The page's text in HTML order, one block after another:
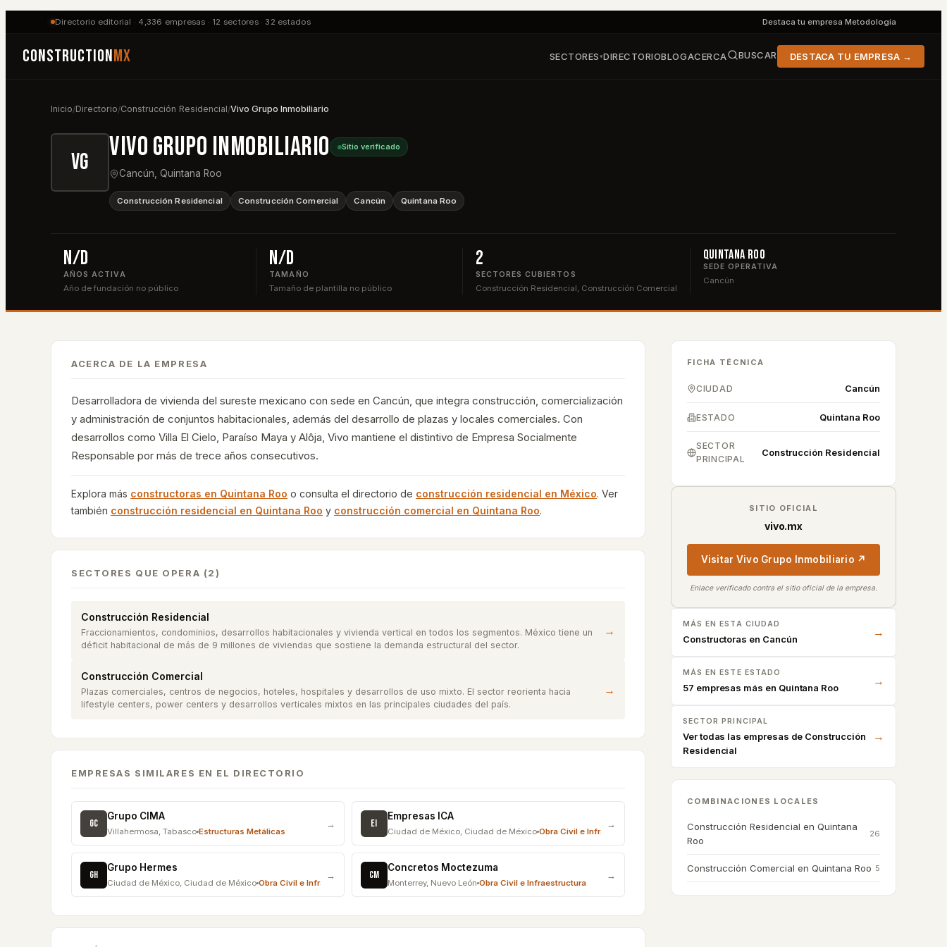
Directorio editorial · 4,336 empresas · 12 sectores · 32 estados Destaca tu empresa·Metodología
ConstructionMX SECTORES▾DIRECTORIOBLOGACERCA BUSCAR DESTACA TU EMPRESA →
Inicio/Directorio/Construcción Residencial/Vivo Grupo Inmobiliario
VG Vivo Grupo Inmobiliario Sitio verificado
Cancún Quintana Roo
Construcción Residencial Construcción Comercial Cancún Quintana Roo
n/d
AÑOS ACTIVA
Año de fundación no público
n/d
TAMAÑO
Tamaño de plantilla no público
2
SECTORES CUBIERTOS
Construcción Residencial, Construcción Comercial
Quintana Roo
SEDE OPERATIVA
Cancún
ACERCA DE LA EMPRESA
Desarrolladora de vivienda del sureste mexicano con sede en Cancún, que integra construcción, comercialización
y administración de conjuntos habitacionales, además del desarrollo de plazas y locales comerciales. Con
desarrollos como Villa El Cielo, Paraíso Maya y Alôja, Vivo mantiene el distintivo de Empresa Socialmente
Responsable por más de trece años consecutivos.
Explora más constructoras en Quintana Roo o consulta el directorio de construcción residencial en México. Ver
también construcción residencial en Quintana Roo y construcción comercial en Quintana Roo.
SECTORES QUE OPERA (2)
Construcción Residencial
Fraccionamientos, condominios, desarrollos habitacionales y vivienda vertical en todos los segmentos. México tiene un
déficit habitacional de más de 9 millones de viviendas que sostiene la demanda estructural del sector.
→
Construcción Comercial
Plazas comerciales, centros de negocios, hoteles, hospitales y desarrollos de uso mixto. El sector reorienta hacia
lifestyle centers, power centers y desarrollos verticales mixtos en las principales ciudades del país.
→
EMPRESAS SIMILARES EN EL DIRECTORIO
GC
Grupo CIMA
Villahermosa, Tabasco Estructuras Metálicas
→ EI
Empresas ICA
Ciudad de México, Ciudad de México Obra Civil e Infraestructura
→
GH
Grupo Hermes
Ciudad de México, Ciudad de México Obra Civil e Infraestructura
→ CM
Concretos Moctezuma
Monterrey, Nuevo León Obra Civil e Infraestructura
→
FICHA TÉCNICA
CIUDAD Cancún
ESTADO Quintana Roo
SECTOR
PRINCIPAL
Construcción Residencial
SITIO OFICIAL
vivo.mx
Visitar Vivo Grupo Inmobiliario ↗
Enlace verificado contra el sitio oficial de la empresa.
MÁS EN ESTA CIUDAD
Constructoras en Cancún →
MÁS EN ESTE ESTADO
57 empresas más en Quintana Roo →
SECTOR PRINCIPAL
Ver todas las empresas de Construcción
Residencial
→
COMBINACIONES LOCALES
Construcción Residencial en Quintana
Roo
26
Construcción Comercial en Quintana Roo 5